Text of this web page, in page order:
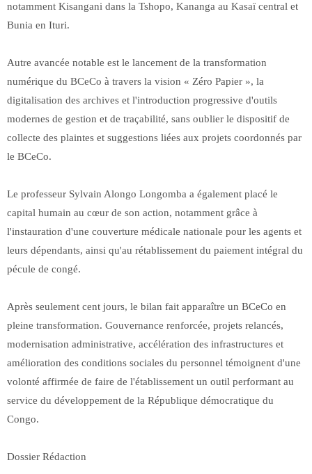
notamment Kisangani dans la Tshopo, Kananga au Kasaï central et
Bunia en Ituri.
Autre avancée notable est le lancement de la transformation
numérique du BCeCo à travers la vision « Zéro Papier », la
digitalisation des archives et l'introduction progressive d'outils
modernes de gestion et de traçabilité, sans oublier le dispositif de
collecte des plaintes et suggestions liées aux projets coordonnés par
le BCeCo.
Le professeur Sylvain Alongo Longomba a également placé le
capital humain au cœur de son action, notamment grâce à
l'instauration d'une couverture médicale nationale pour les agents et
leurs dépendants, ainsi qu'au rétablissement du paiement intégral du
pécule de congé.
Après seulement cent jours, le bilan fait apparaître un BCeCo en
pleine transformation. Gouvernance renforcée, projets relancés,
modernisation administrative, accélération des infrastructures et
amélioration des conditions sociales du personnel témoignent d'une
volonté affirmée de faire de l'établissement un outil performant au
service du développement de la République démocratique du
Congo.
Dossier Rédaction